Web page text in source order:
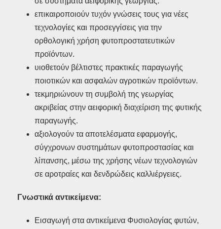
επικαιροποιούν τυχόν γνώσεις τους για νέες
τεχνολογίες και προσεγγίσεις για την
ορθολογική χρήση φυτοπροστατευτικών
προϊόντων.
υιοθετούν βέλτιστες πρακτικές παραγωγής
ποιοτικών και ασφαλών αγροτικών προϊόντων.
τεκμηριώνουν τη συμβολή της γεωργίας
ακριβείας στην αειφορική διαχείριση της φυτικής
παραγωγής.
αξιολογούν τα αποτελέσματα εφαρμογής,
σύγχρονων συστημάτων φυτοπροστασίας και
λίπανσης, μέσω της χρήσης νέων τεχνολογιών
σε αροτραίες και δενδρώδεις καλλιέργειες.
Γνωστικά αντικείμενα:
Εισαγωγή στα αντικείμενα Φυσιολογίας φυτών,